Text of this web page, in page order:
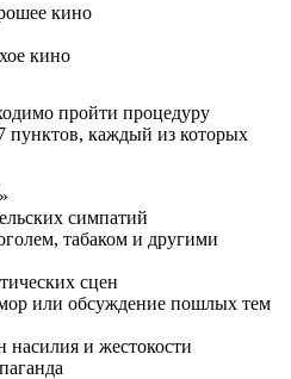
кино
кино
пройти процедуру
пунктов, каждый из которых
симпатий
табаком и другими
сцен
или обсуждение пошлых тем
и жестокости